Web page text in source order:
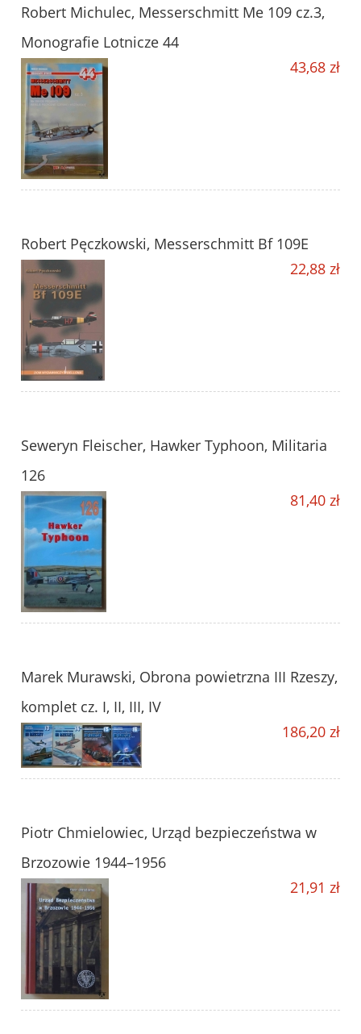
Robert Michulec, Messerschmitt Me 109 cz.3,
Monografie Lotnicze 44
43,68 zł
Robert Pęczkowski, Messerschmitt Bf 109E
22,88 zł
Seweryn Fleischer, Hawker Typhoon, Militaria
126
81,40 zł
Marek Murawski, Obrona powietrzna III Rzeszy,
komplet cz. I, II, III, IV
186,20 zł
Piotr Chmielowiec, Urząd bezpieczeństwa w
Brzozowie 1944–1956
21,91 zł